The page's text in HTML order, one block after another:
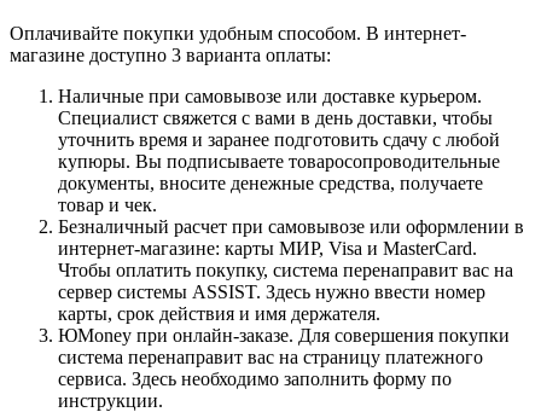
Оплачивайте покупки удобным способом. В интернет-
магазине доступно 3 варианта оплаты:
Наличные при самовывозе или доставке курьером.
Специалист свяжется с вами в день доставки, чтобы
уточнить время и заранее подготовить сдачу с любой
купюры. Вы подписываете товаросопроводительные
документы, вносите денежные средства, получаете
товар и чек.
Безналичный расчет при самовывозе или оформлении в
интернет-магазине: карты МИР, Visa и MasterCard.
Чтобы оплатить покупку, система перенаправит вас на
сервер системы ASSIST. Здесь нужно ввести номер
карты, срок действия и имя держателя.
ЮMoney при онлайн-заказе. Для совершения покупки
система перенаправит вас на страницу платежного
сервиса. Здесь необходимо заполнить форму по
инструкции.